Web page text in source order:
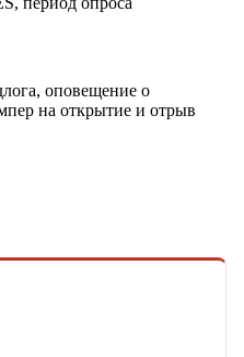
оповещение о
на открытие и отрыв